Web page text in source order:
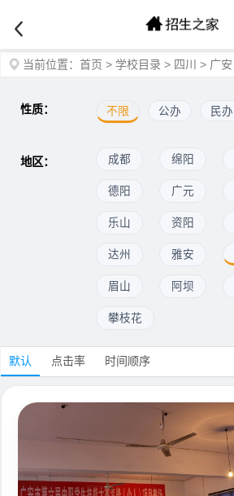
当前位置： 首页 > 学校目录 > 四川 > 广安
性质： 不限 公办 民办
地区： 成都 绵阳
德阳 广元
乐山 资阳
达州 雅安
眉山 阿坝
攀枝花
默认 点击率 时间顺序